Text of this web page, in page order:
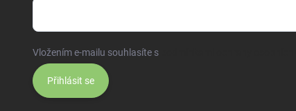
Vložením e-mailu souhlasíte s
Přihlásit se